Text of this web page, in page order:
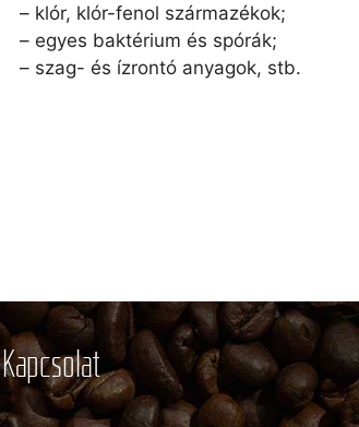
– klór, klór-fenol származékok;
– egyes baktérium és spórák;
– szag- és ízrontó anyagok, stb.
Kapcsolat